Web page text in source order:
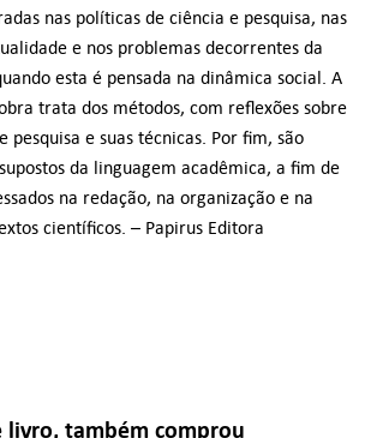
nas políticas de ciência e pesquisa, nas
e nos problemas decorrentes da
esta é pensada na dinâmica social. A
trata dos métodos, com reflexões sobre
pesquisa e suas técnicas. Por fim, são
da linguagem acadêmica, a fim de
na redação, na organização e na
científicos. – Papirus Editora
livro, também comprou